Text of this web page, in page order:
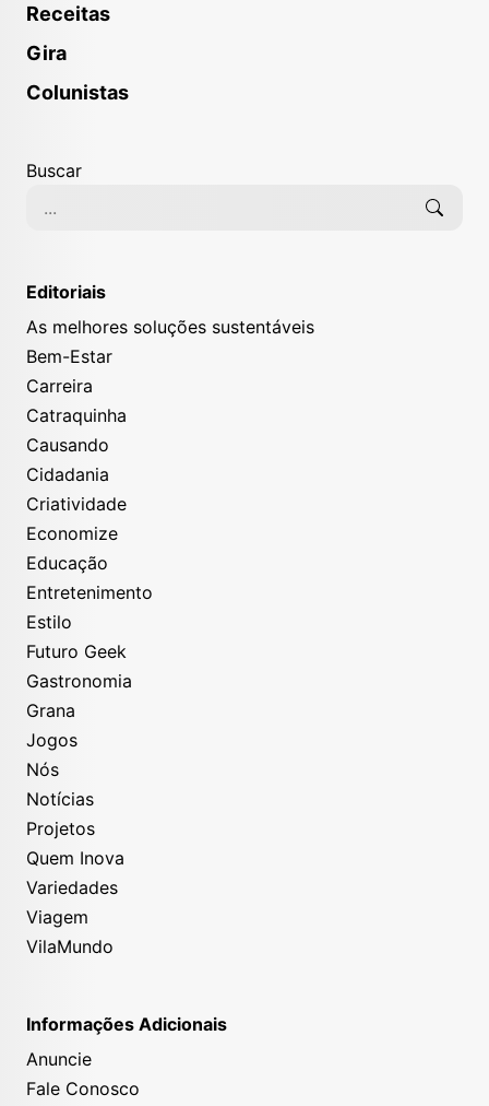
Receitas
Gira
Colunistas
Buscar
Editoriais
As melhores soluções sustentáveis
Bem-Estar
Carreira
Catraquinha
Causando
Cidadania
Criatividade
Economize
Educação
Entretenimento
Estilo
Futuro Geek
Gastronomia
Grana
Jogos
Nós
Notícias
Projetos
Quem Inova
Variedades
Viagem
VilaMundo
Informações Adicionais
Anuncie
Fale Conosco